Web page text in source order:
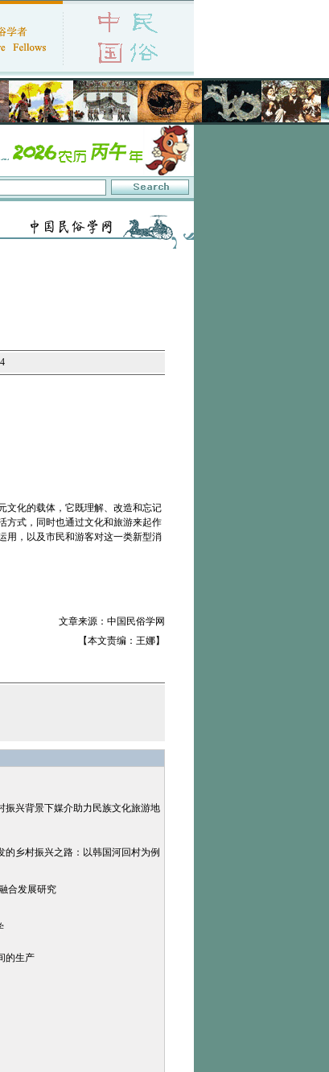
学会第十一届代表大会暨2026年年会征文启事
化的载体，它既理解、改造和忘记
方式，同时也通过文化和旅游来起作
用，以及市民和游客对这一类新型消
文章来源：中国民俗学网
【本文责编：王娜】
振兴背景下媒介助力民族文化旅游地
乡村振兴之路：以韩国河回村为例
合发展研究
的生产